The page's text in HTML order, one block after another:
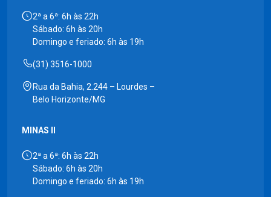
2ª a 6ª: 6h às 22h
Sábado: 6h às 20h
Domingo e feriado: 6h às 19h
(31) 3516-1000
Rua da Bahia, 2.244 – Lourdes –
Belo Horizonte/MG
MINAS II
2ª a 6ª: 6h às 22h
Sábado: 6h às 20h
Domingo e feriado: 6h às 19h